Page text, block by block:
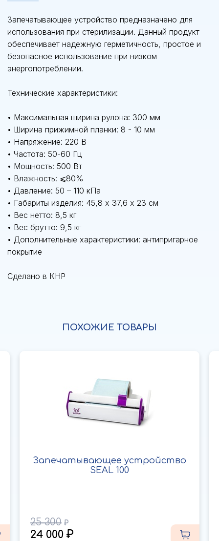
Запечатывающее устройство предназначено для
использования при стерилизации. Данный продукт
обеспечивает надежную герметичность, простое и
безопасное использование при низком
энергопотреблении.
Технические характеристики:
• Максимальная ширина рулона: 300 мм
• Ширина прижимной планки: 8 - 10 мм
• Напряжение: 220 В
• Частота: 50-60 Гц
• Мощность: 500 Вт
• Влажность: ⩽80%
• Давление: 50 – 110 кПа
• Габариты изделия: 45,8 х 37,6 х 23 см
• Вес нетто: 8,5 кг
• Вес брутто: 9,5 кг
• Дополнительные характеристики: антипригарное
покрытие
Сделано в КНР
ПОХОЖИЕ ТОВАРЫ
Запечатывающее устройство
SEAL 100
25 300
24 000